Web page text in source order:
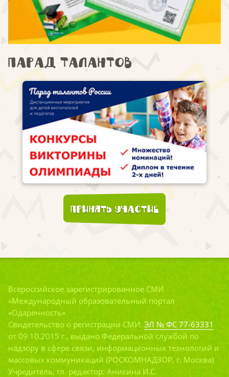
Парад талантов
Принять участие
Всероссийское зарегистрированное СМИ
«Международный образовательный портал
«Одаренность»
Свидетельство о регистрации СМИ: ЭЛ № ФС 77-63331
от 09.10.2015 г., выдано Федеральной службой по
надзору в сфере связи, информационных технологий и
массовых коммуникаций (РОСКОМНАДЗОР, г. Москва)
Учредитель, гл. редактор: Аникина И.С.